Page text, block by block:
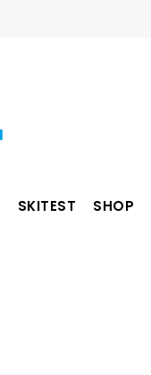
SKITEST SHOP